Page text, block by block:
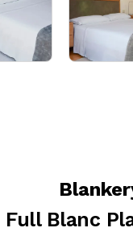
Full Blanc